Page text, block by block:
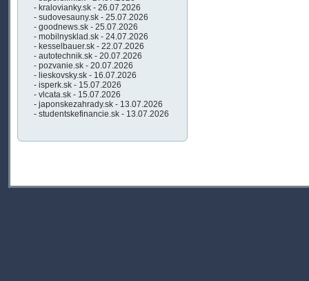
- kralovianky.sk - 26.07.2026
- sudovesauny.sk - 25.07.2026
- goodnews.sk - 25.07.2026
- mobilnysklad.sk - 24.07.2026
- kesselbauer.sk - 22.07.2026
- autotechnik.sk - 20.07.2026
- pozvanie.sk - 20.07.2026
- lieskovsky.sk - 16.07.2026
- isperk.sk - 15.07.2026
- vlcata.sk - 15.07.2026
- japonskezahrady.sk - 13.07.2026
- studentskefinancie.sk - 13.07.2026